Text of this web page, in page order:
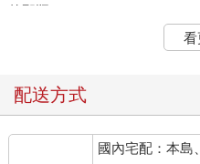
的那瓶。」
從那天至今，三十七年過去，
這一區雖然也賣單杯酒，但一
從一千日元到一千五百日元，
是免費的，氣泡水和食物另外
看
配送方式
國內宅配：本島